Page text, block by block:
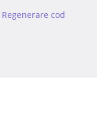
Regenerare cod